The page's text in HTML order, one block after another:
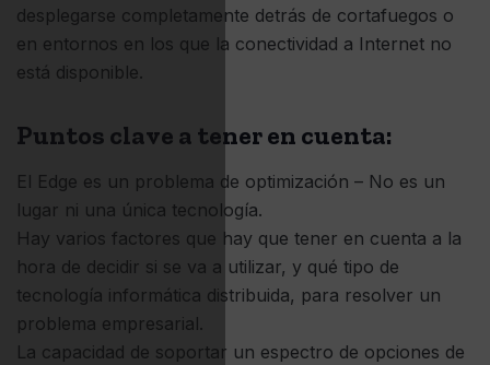
desplegarse completamente detrás de cortafuegos o
en entornos en los que la conectividad a Internet no
está disponible.
Puntos clave a tener en cuenta:
El Edge es un problema de optimización – No es un
lugar ni una única tecnología.
Hay varios factores que hay que tener en cuenta a la
hora de decidir si se va a utilizar, y qué tipo de
tecnología informática distribuida, para resolver un
problema empresarial.
La capacidad de soportar un espectro de opciones de